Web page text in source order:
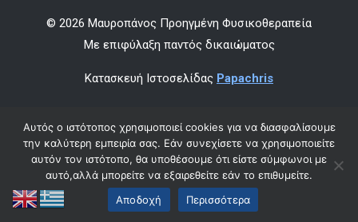
© 2026 Μαυροπάνος Προηγμένη Φυσικοθεραπεία
Mε επιφύλαξη παντός δικαιώματος
Κατασκευή Ιστοσελίδας Papachris
Οικονομικά Στοιχεία
Αυτός ο ιστότοπος χρησιμοποιεί cookies για να διασφαλίσουμε
την καλύτερη εμπειρία σας. Εάν συνεχίσετε να χρησιμοποιείτε
αυτόν τον ιστότοπο, θα υποθέσουμε ότι είστε σύμφωνοι με
αυτό,αλλά μπορείτε να εξαιρεθείτε εάν το επιθυμείτε.
Αποδοχή
Περισσότερα